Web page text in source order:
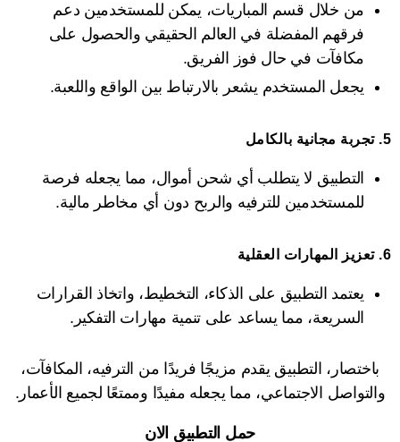
من خلال قسم المباريات، يمكن للمستخدمين دعم
فرقهم المفضلة في العالم الحقيقي والحصول على
مكافآت في حال فوز الفريق.
يجعل المستخدم يشعر بالارتباط بين الواقع واللعبة.
5. تجربة مجانية بالكامل
التطبيق لا يتطلب أي شحن أموال، مما يجعله فرصة
للمستخدمين للترفيه والربح دون أي مخاطر مالية.
6. تعزيز المهارات العقلية
يعتمد التطبيق على الذكاء، التخطيط، واتخاذ القرارات
السريعة، مما يساعد على تنمية مهارات التفكير.
باختصار، التطبيق يقدم مزيجًا فريدًا من الترفيه، المكافآت،
والتواصل الاجتماعي، مما يجعله مفيدًا وممتعًا لجميع الأعمار.
حمل التطبيق الان